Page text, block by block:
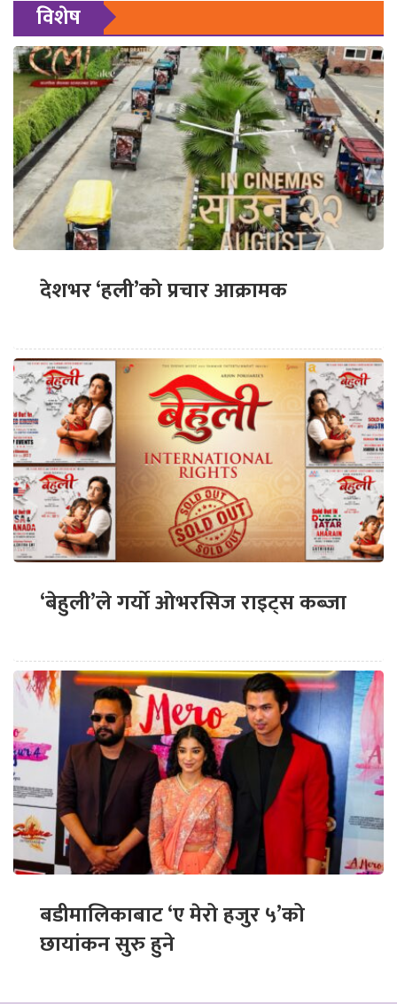
विशेष
देशभर ‘हली’को प्रचार आक्रामक
‘बेहुली’ले गर्यो ओभरसिज राइट्स कब्जा
बडीमालिकाबाट ‘ए मेरो हजुर ५’को
छायांकन सुरु हुने